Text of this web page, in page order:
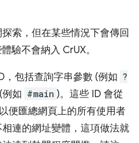
索，但在某些情況下會傳回
驗不會納入 CrUX。
包括查詢字串參數 (例如 ?
例如 #main )。這些 ID 會從
便匯總網頁上的所有使用者
連的網址變體，這項做法就